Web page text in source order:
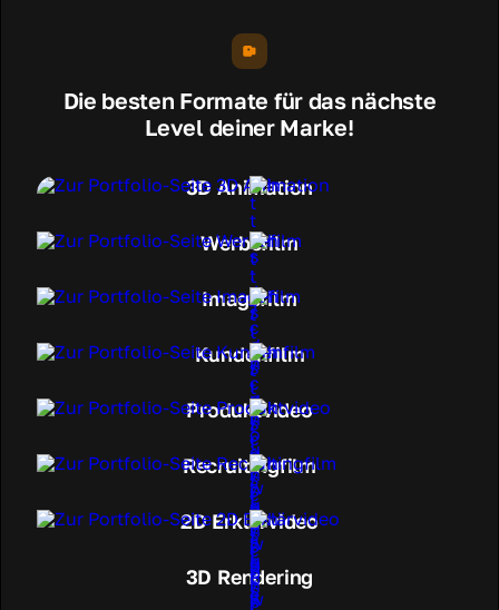
Die besten Formate für das nächste
Level deiner Marke!
3D Animation
Werbefilm
Imagefilm
Kundenfilm
Produktvideo
Recruitingfilm
2D Erklärvideo
3D Rendering